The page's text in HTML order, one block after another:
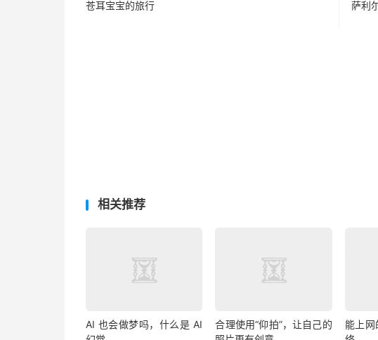
苍耳宝宝的旅行
萨利
相关推荐
AI 也会做梦吗，什么是 AI
合理使用“仰拍”，让自己的
能上